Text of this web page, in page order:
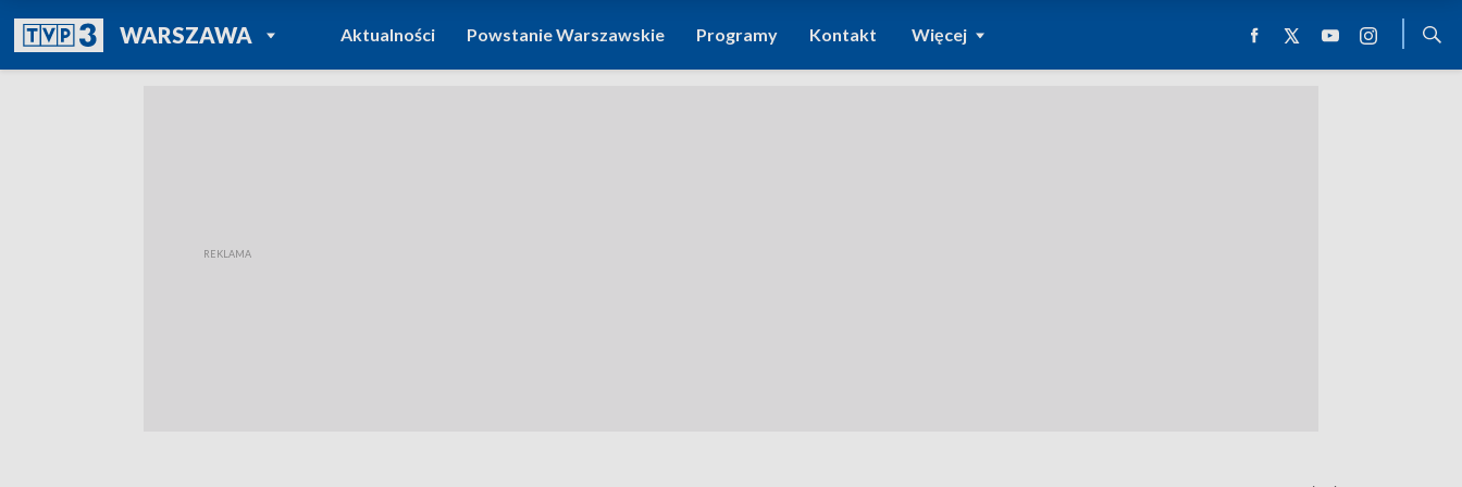
WARSZAWAPOWRÓT DO
TVP REGIONY
Aktualności Powstanie Warszawskie Programy Kontakt Więcej